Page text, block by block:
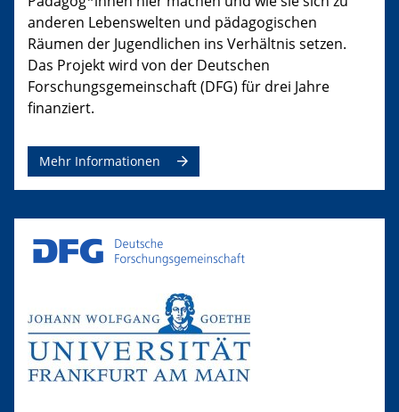
anderen Lebenswelten und pädagogischen
Räumen der Jugendlichen ins Verhältnis setzen.
Das Projekt wird von der Deutschen
Forschungsgemeinschaft (DFG) für drei Jahre
finanziert.
Mehr Informationen